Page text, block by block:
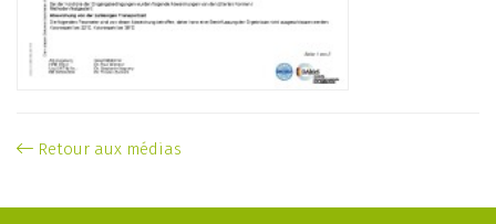
Retour aux médias